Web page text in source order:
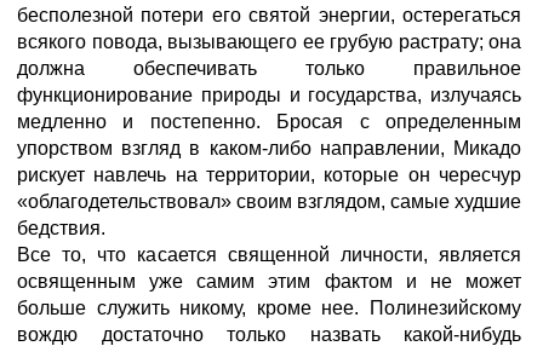
бесполезной потери его святой энергии, остерегаться
всякого повода, вызывающего ее грубую растрату; она
должна обеспечивать только правильное
функционирование природы и государства, излучаясь
медленно и постепенно. Бросая с определенным
упорством взгляд в каком-либо направлении, Микадо
рискует навлечь на территории, которые он чересчур
«облагодетельствовал» своим взглядом, самые худшие
бедствия.
Все то, что касается священной личности, является
освященным уже самим этим фактом и не может
больше служить никому, кроме нее. Полинезийскому
вождю достаточно только назвать какой-нибудь